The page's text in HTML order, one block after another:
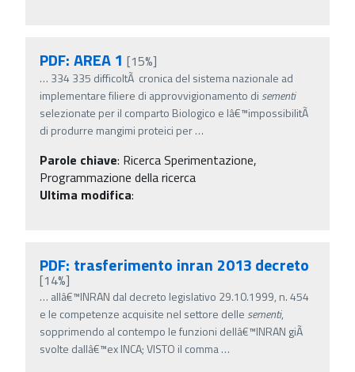
PDF: AREA 1 [15%]
… 334 335 difficoltÃ cronica del sistema nazionale ad
implementare filiere di approvvigionamento di sementi
selezionate per il comparto Biologico e lâ€™impossibilitÃ
di produrre mangimi proteici per…
Parole chiave: Ricerca Sperimentazione,
Programmazione della ricerca
Ultima modifica:
PDF: trasferimento inran 2013 decreto
[14%]
… allâ€™INRAN dal decreto legislativo 29.10.1999, n. 454
e le competenze acquisite nel settore delle sementi,
sopprimendo al contempo le funzioni dellâ€™INRAN giÃ
svolte dallâ€™ex INCA; VISTO il comma…